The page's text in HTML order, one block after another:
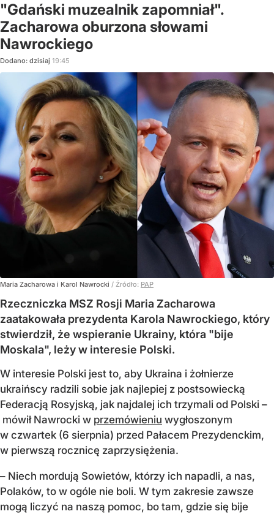
"Gdański muzealnik zapomniał".
Zacharowa oburzona słowami
Nawrockiego
Dodano: dzisiaj 19:45
Maria Zacharowa i Karol Nawrocki / Źródło: PAP
Rzeczniczka MSZ Rosji Maria Zacharowa
zaatakowała prezydenta Karola Nawrockiego, który
stwierdził, że wspieranie Ukrainy, która "bije
Moskala", leży w interesie Polski.
W interesie Polski jest to, aby Ukraina i żołnierze
ukraińscy radzili sobie jak najlepiej z postsowiecką
Federacją Rosyjską, jak najdalej ich trzymali od Polski –
mówił Nawrocki w przemówieniu wygłoszonym
w czwartek (6 sierpnia) przed Pałacem Prezydenckim,
w pierwszą rocznicę zaprzysiężenia.
– Niech mordują Sowietów, którzy ich napadli, a nas,
Polaków, to w ogóle nie boli. W tym zakresie zawsze
mogą liczyć na naszą pomoc, bo tam, gdzie się bije